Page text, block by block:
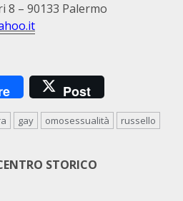
8 – 90133 Palermo
Post
gay omosessualità russello
STORICO